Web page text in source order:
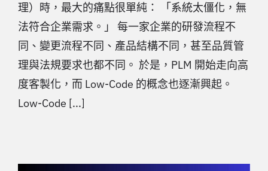
理）時，最大的痛點很單純： 「系統太僵化，無
法符合企業需求。」 每一家企業的研發流程不
同、變更流程不同、產品結構不同，甚至品質管
理與法規要求也都不同。 於是，PLM 開始走向高
度客製化，而 Low-Code 的概念也逐漸興起。
Low-Code [...]